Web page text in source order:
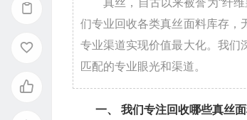
真丝，自古以来被誉为“纤
们专业回收各类真丝面料库存，
专业渠道实现价值最大化。我们
匹配的专业眼光和渠道。
一、 我们专注回收哪些真丝面